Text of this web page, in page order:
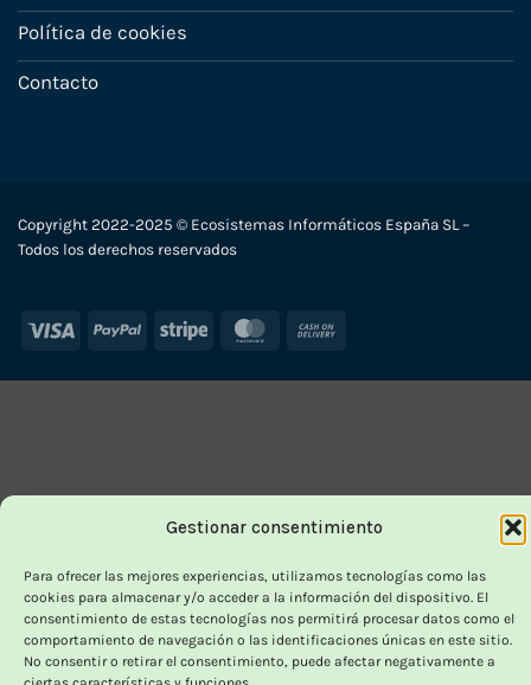
Gestionar consentimiento
Para ofrecer las mejores experiencias, utilizamos tecnologías como las
cookies para almacenar y/o acceder a la información del dispositivo. El
consentimiento de estas tecnologías nos permitirá procesar datos como el
comportamiento de navegación o las identificaciones únicas en este sitio.
No consentir o retirar el consentimiento, puede afectar negativamente a
Política de cookies
Contacto
Copyright 2022-2025 © Ecosistemas Informáticos España SL –
Todos los derechos reservados
Visa PayPal Stripe MasterCard